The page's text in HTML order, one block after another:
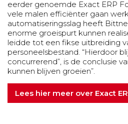
eerder genoemde Exact ERP
vele malen efficiënter gaan
automatiseringsslag heeft
enorme groeispurt kunnen
leidde tot een fikse uitbreiding
personeelsbestand. “Hierdoor
concurrerend”, is de conclusie
kunnen blijven groeien”.
Lees hier meer over Exact